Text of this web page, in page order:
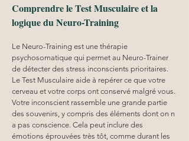
Comprendre le Test Musculaire et la
logique du Neuro-Training
Le Neuro-Training est une thérapie
psychosomatique qui permet au Neuro-Trainer
de détecter des stress inconscients prioritaires.
Le Test Musculaire aide à repérer ce que votre
cerveau et votre corps ont conservé malgré vous.
Votre inconscient rassemble une grande partie
des souvenirs, y compris des éléments dont on n
a pas conscience. Cela peut inclure des
émotions éprouvées très tôt, comme durant les